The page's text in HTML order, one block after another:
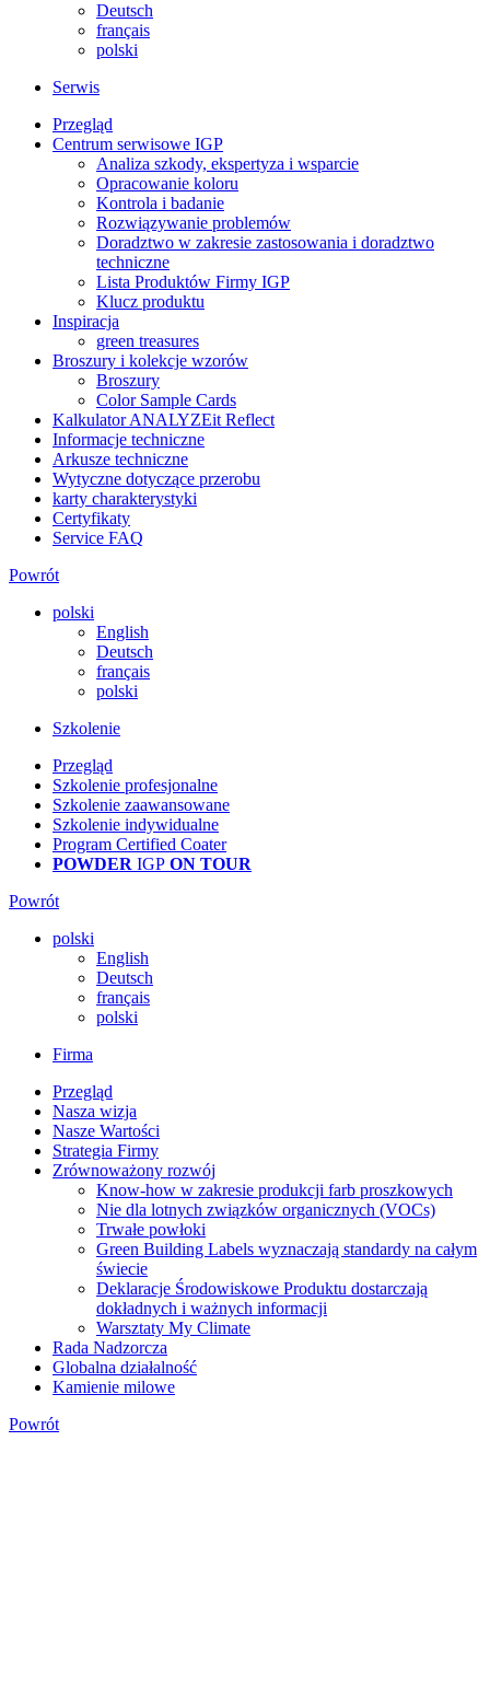
Deutsch
français
polski
Serwis
Przegląd
Centrum serwisowe IGP
Analiza szkody, ekspertyza i wsparcie
Opracowanie koloru
Kontrola i badanie
Rozwiązywanie problemów
Doradztwo w zakresie zastosowania i doradztwo
techniczne
Lista Produktów Firmy IGP
Klucz produktu
Inspiracja
green treasures
Broszury i kolekcje wzorów
Broszury
Color Sample Cards
Kalkulator ANALYZEit Reflect
Informacje techniczne
Arkusze techniczne
Wytyczne dotyczące przerobu
karty charakterystyki
Certyfikaty
Service FAQ
Powrót
polski
English
Deutsch
français
polski
Szkolenie
Przegląd
Szkolenie profesjonalne
Szkolenie zaawansowane
Szkolenie indywidualne
Program Certified Coater
POWDER IGP ON TOUR
Powrót
polski
English
Deutsch
français
polski
Firma
Przegląd
Nasza wizja
Nasze Wartości
Strategia Firmy
Zrównoważony rozwój
Know-how w zakresie produkcji farb proszkowych
Nie dla lotnych związków organicznych (VOCs)
Trwałe powłoki
Green Building Labels wyznaczają standardy na całym
świecie
Deklaracje Środowiskowe Produktu dostarczają
dokładnych i ważnych informacji
Warsztaty My Climate
Rada Nadzorcza
Globalna działalność
Kamienie milowe
Powrót